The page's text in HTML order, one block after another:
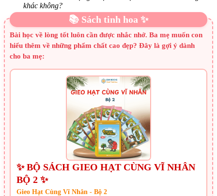
khác không?
📚 Sách tinh hoa ✨
Bài học về lòng tốt luôn cần được nhắc nhở. Ba mẹ muốn con
hiểu thêm về những phẩm chất cao đẹp? Đây là gợi ý dành
cho ba mẹ:
✨ BỘ SÁCH GIEO HẠT CÙNG VĨ NHÂN
BỘ 2 ✨
Gieo Hạt Cùng Vĩ Nhân - Bộ 2